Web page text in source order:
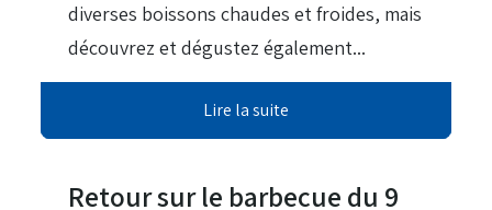
diverses boissons chaudes et froides, mais
découvrez et dégustez également...
Lire la suite
21 Juil 2026
Retour sur le barbecue du 9